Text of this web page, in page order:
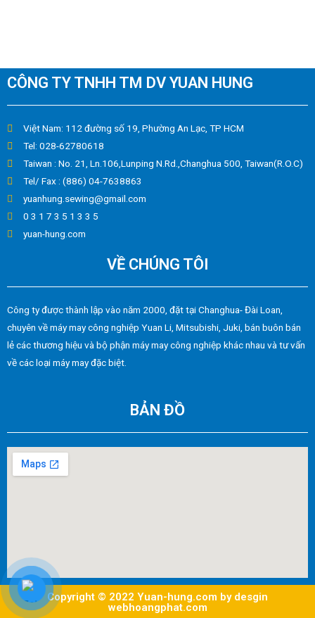
CÔNG TY TNHH TM DV YUAN HUNG
Việt Nam: 112 đường số 19, Phường An Lạc, TP HCM
Tel: 028-62780618
Taiwan : No. 21, Ln.106,Lunping N.Rd.,Changhua 500, Taiwan(R.O.C)
Tel/ Fax : (886) 04-7638863
yuanhung.sewing@gmail.com
0 3 1 7 3 5 1 3 3 5
yuan-hung.com
VỀ CHÚNG TÔI
Công ty được thành lập vào năm 2000, đặt tại Changhua- Đài Loan,
chuyên về máy may công nghiệp Yuan Li, Mitsubishi, Juki, bán buôn bán
lẻ các thương hiệu và bộ phận máy may công nghiệp khác nhau và tư vấn
về các loại máy may đặc biệt.
BẢN ĐỒ
Copyright © 2022 Yuan-hung.com by desgin
webhoangphat.com